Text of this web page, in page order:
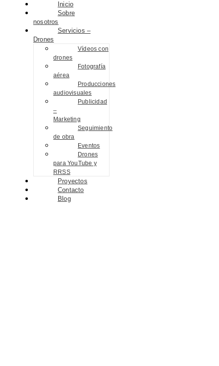
Inicio
Sobre
nosotros
Servicios –
Drones
Vídeos con
drones
Fotografía
aérea
Producciones
audiovisuales
Publicidad
–
Marketing
Seguimiento
de obra
Eventos
Drones
para YouTube y
RRSS
Proyectos
Contacto
Blog